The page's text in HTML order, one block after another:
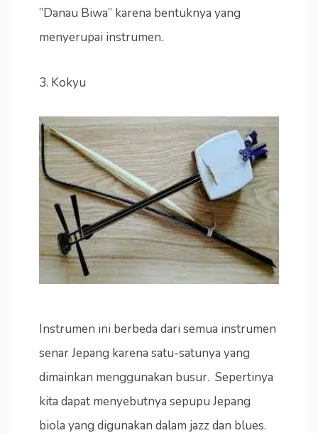
”Danau Biwa” karena bentuknya yang
menyerupai instrumen.
3. Kokyu
Instrumen ini berbeda dari semua instrumen
senar Jepang karena satu-satunya yang
dimainkan menggunakan busur. Sepertinya
kita dapat menyebutnya sepupu Jepang
biola yang digunakan dalam jazz dan blues.